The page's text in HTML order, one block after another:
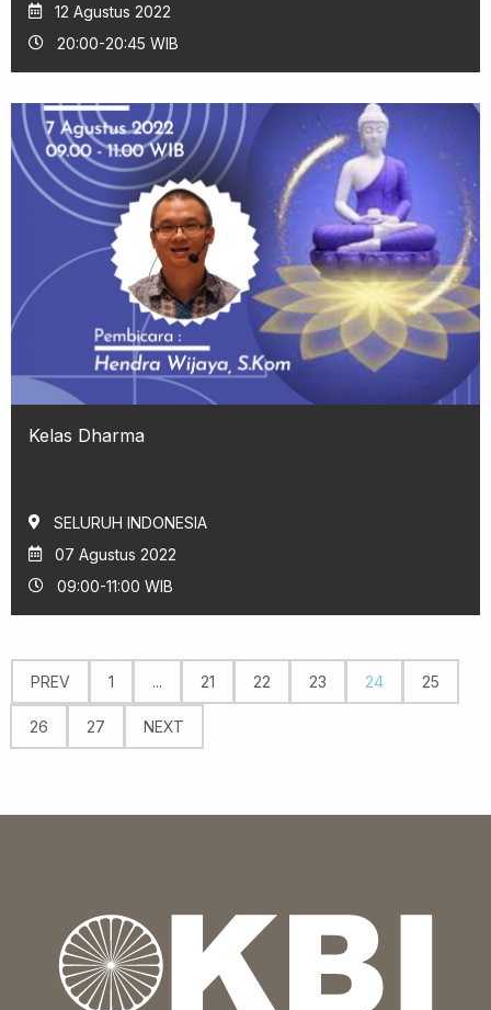
12 Agustus 2022
20:00-20:45 WIB
Kelas Dharma
SELURUH INDONESIA
07 Agustus 2022
09:00-11:00 WIB
PREV 1 ... 21 22 23 24 25
26 27 NEXT